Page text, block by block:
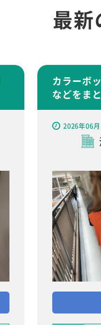
最新
カラーボ
などをま
2026年06月